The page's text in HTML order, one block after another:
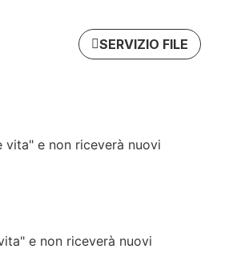
SERVIZIO FILE
vita" e non riceverà nuovi
e non riceverà nuovi